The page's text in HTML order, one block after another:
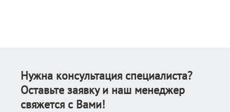
Нужна консультация специалиста?
Оставьте заявку и наш менеджер
свяжется с Вами!